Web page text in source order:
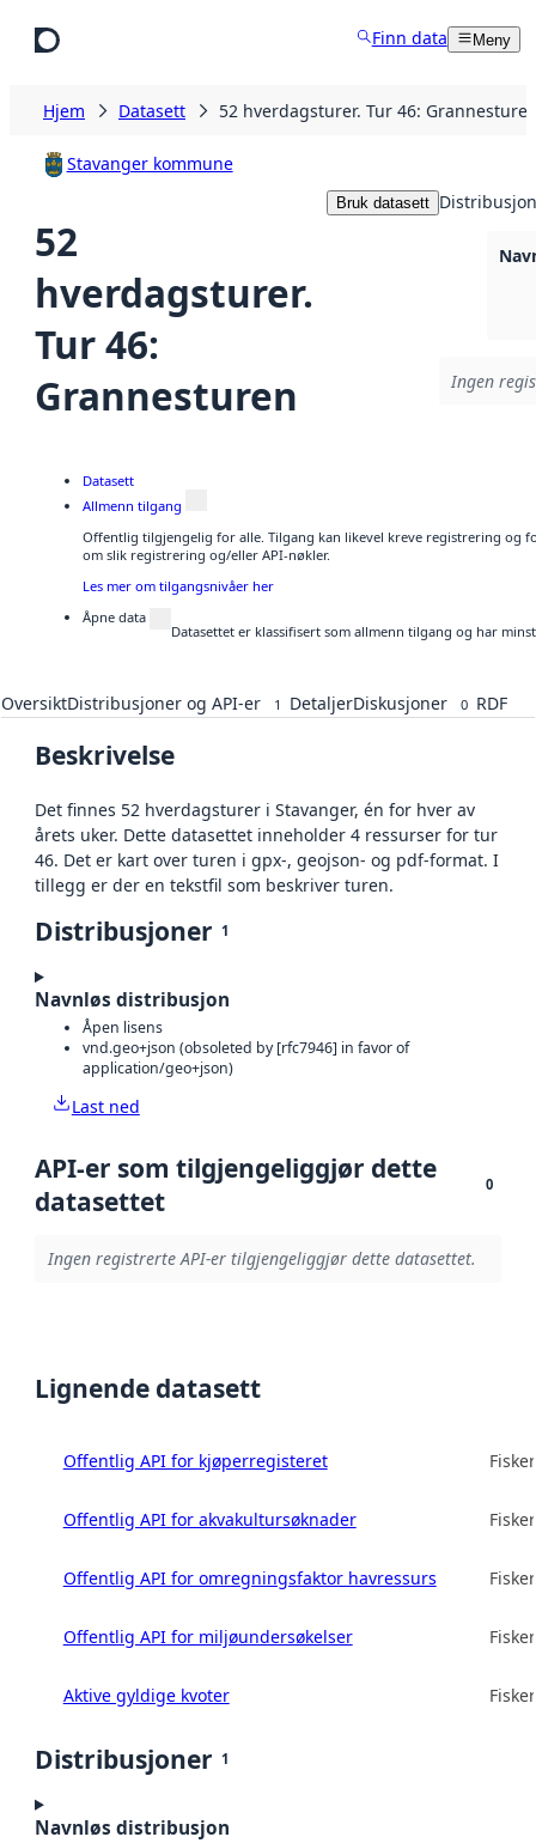
Finn data Meny
Hjem Datasett 52 hverdagsturer. Tur 46:
Stavanger kommune
52
hverdagsturer.
Tur 46:
Grannesturen
Bruk datasett
Ingen
Datasett
Allmenn tilgang
Offentlig tilgjengelig for alle. Tilgang kan likevel kreve registrering og
om slik registrering og/eller API-nøkler.
Les mer om tilgangsnivåer her
Åpne data
Datasettet er klassifisert som allmenn tilgang og har
OversiktDistribusjoner og API-er 1 DetaljerDiskusjoner 0 RDF
Beskrivelse
Det finnes 52 hverdagsturer i Stavanger, én for hver av
årets uker. Dette datasettet inneholder 4 ressurser for tur
46. Det er kart over turen i gpx-, geojson- og pdf-format. I
tillegg er der en tekstfil som beskriver turen.
Distribusjoner 1
Navnløs distribusjon
Åpen lisens
vnd.geo+json (obsoleted by [rfc7946] in favor of
application/geo+json)
Last ned
API-er som tilgjengeliggjør dette
datasettet
0
Ingen registrerte API-er tilgjengeliggjør dette datasettet.
Lignende datasett
Offentlig API for kjøperregisteret
Offentlig API for akvakultursøknader
Offentlig API for omregningsfaktor havressurs
Offentlig API for miljøundersøkelser
Aktive gyldige kvoter
Distribusjoner 1
Navnløs distribusjon